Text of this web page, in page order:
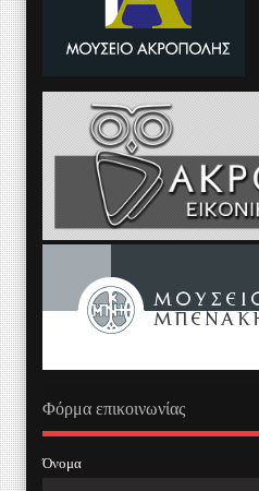
Φόρμα επικοινωνίας
Όνομα